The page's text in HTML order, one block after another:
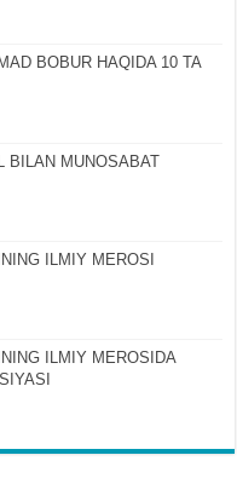
BOBUR HAQIDA 10 TA
BILAN MUNOSABAT
ILMIY MEROSI
ILMIY MЕROSIDA